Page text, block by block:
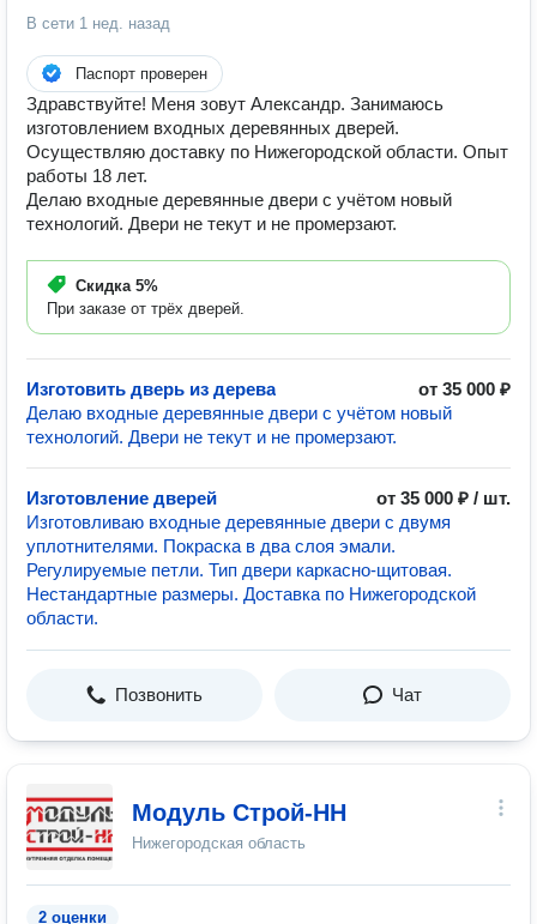
В сети 1 нед. назад
Паспорт проверен
Здравствуйте! Меня зовут Александр. Занимаюсь
изготовлением входных деревянных дверей.
Осуществляю доставку по Нижегородской области. Опыт
работы 18 лет.
Делаю входные деревянные двери с учётом новый
технологий. Двери не текут и не промерзают.
Скидка 5%
При заказе от трёх дверей.
Изготовить дверь из дерева
от 35 000 ₽
Делаю входные деревянные двери с учётом новый
технологий. Двери не текут и не промерзают.
Изготовление дверей
от 35 000 ₽ / шт.
Изготовливаю входные деревянные двери с двумя
уплотнителями. Покраска в два слоя эмали.
Регулируемые петли. Тип двери каркасно-щитовая.
Нестандартные размеры. Доставка по Нижегородской
области.
Позвонить Чат
Модуль Строй-НН
Нижегородская область
2 оценки